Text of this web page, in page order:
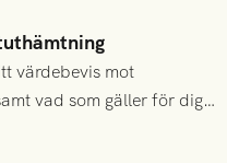
värdebevis mot
vad som gäller för dig